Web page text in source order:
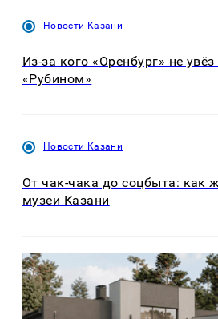
Новости Казани
Из-за кого «Оренбург» не
«Рубином»
Новости Казани
От чак-чака до соцбыта: как
музеи Казани